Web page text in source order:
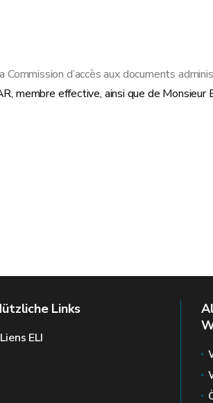
d’accès aux documents
membre effective, ainsi que de Monsieur
Links
Liens ELI